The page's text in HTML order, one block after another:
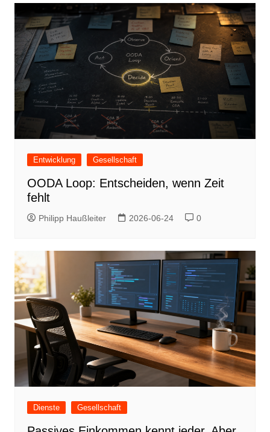
Entwicklung Gesellschaft
OODA Loop: Entscheiden, wenn Zeit
fehlt
Philipp Haußleiter 2026-06-24 0
Dienste Gesellschaft